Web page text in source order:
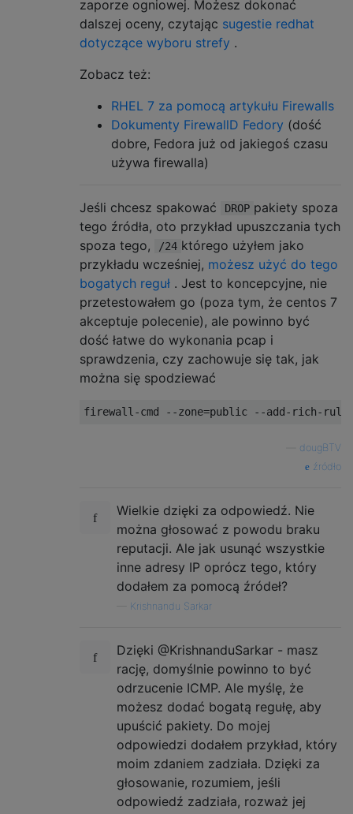
zaporze ogniowej. Możesz dokonać
dalszej oceny, czytając sugestie redhat
dotyczące wyboru strefy .
Zobacz też:
RHEL 7 za pomocą artykułu Firewalls
Dokumenty FirewallD Fedory (dość
dobre, Fedora już od jakiegoś czasu
używa firewalla)
Jeśli chcesz spakować DROP pakiety spoza
tego źródła, oto przykład upuszczania tych
spoza tego,
/24 którego użyłem jako
przykładu wcześniej, możesz użyć do tego
bogatych reguł . Jest to koncepcyjne, nie
przetestowałem go (poza tym, że centos 7
akceptuje polecenie), ale powinno być
dość łatwe do wykonania pcap i
sprawdzenia, czy zachowuje się tak, jak
można się spodziewać
dougBTV
źródło
Wielkie dzięki za odpowiedź. Nie
można głosować z powodu braku
reputacji. Ale jak usunąć wszystkie
inne adresy IP oprócz tego, który
dodałem za pomocą źródeł?
Krishnandu Sarkar
Dzięki @KrishnanduSarkar - masz
rację, domyślnie powinno to być
odrzucenie ICMP. Ale myślę, że
możesz dodać bogatą regułę, aby
upuścić pakiety. Do mojej
odpowiedzi dodałem przykład, który
moim zdaniem zadziała. Dzięki za
głosowanie, rozumiem, jeśli
odpowiedź zadziała, rozważ jej